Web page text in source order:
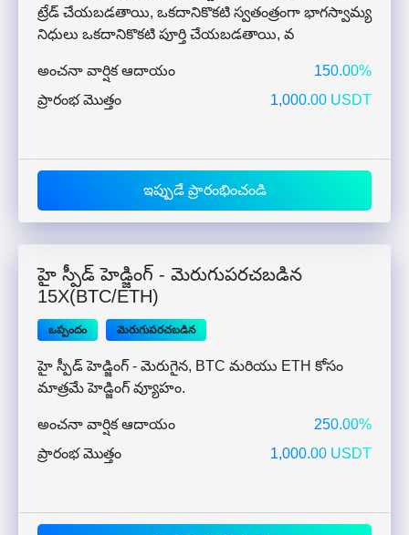
ట్రేడ్ చేయబడతాయి, ఒకదానికొకటి స్వతంత్రంగా భాగస్వామ్య
నిధులు ఒకదానికొకటి పూర్తి చేయబడతాయి, వ
అంచనా వార్షిక ఆదాయం
150.00%
ప్రారంభ మొత్తం
1,000.00 USDT
ఇప్పుడే ప్రారంభించండి
హై స్పీడ్ హెడ్జింగ్ - మెరుగుపరచబడిన
15X(BTC/ETH)
ఒప్పందం మెరుగుపరచబడిన
హై స్పీడ్ హెడ్జింగ్ - మెరుగైన, BTC మరియు ETH కోసం
మాత్రమే హెడ్జింగ్ వ్యూహం.
అంచనా వార్షిక ఆదాయం
250.00%
ప్రారంభ మొత్తం
1,000.00 USDT